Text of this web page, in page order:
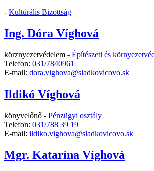
- Kultúrális Bizottság
Ing. Dóra Víghová
körznyezetvédelem - Építészeti és
Telefon: 031/7840961
E-mail: dora.vighova@sladkovicovo.sk
Ildikó Víghová
könyvelőnő - Pénzügyi osztály
Telefon: 031/788 39 19
E-mail: ildiko.vighova@sladkovicovo.sk
Mgr. Katarína Víghová